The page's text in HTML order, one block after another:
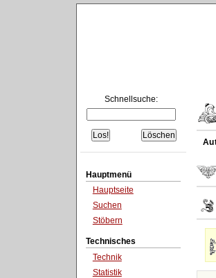
Schnellsuche:
Hauptmenü
Hauptseite
Suchen
Stöbern
Technisches
Technik
Statistik